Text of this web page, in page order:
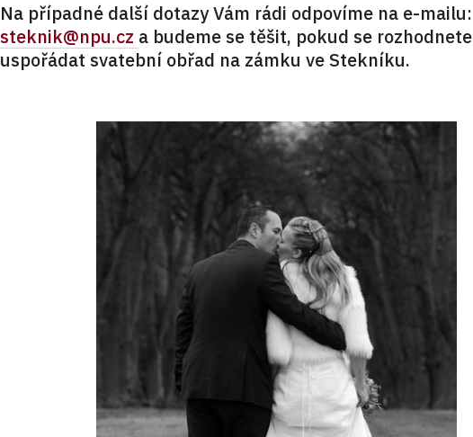
Na případné další dotazy Vám rádi odpovíme na e-mailu:
steknik@npu.cz a budeme se těšit, pokud se rozhodnete
uspořádat svatební obřad na zámku ve Stekníku.